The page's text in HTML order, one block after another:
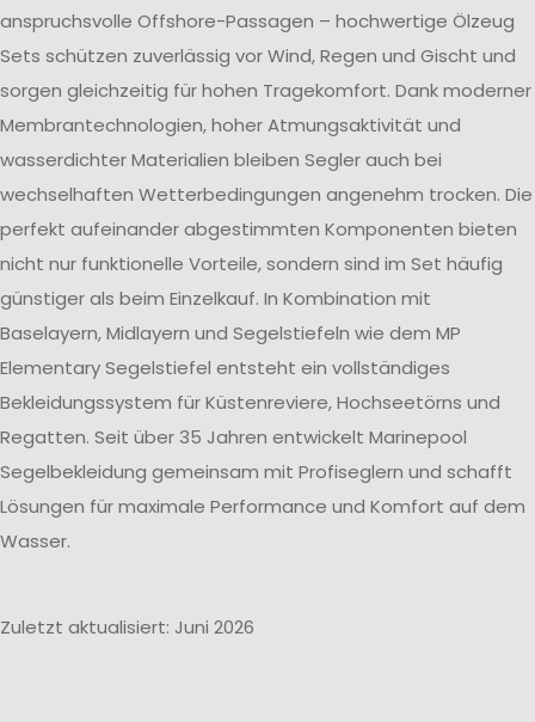
anspruchsvolle Offshore-Passagen – hochwertige Ölzeug
Sets schützen zuverlässig vor Wind, Regen und Gischt und
sorgen gleichzeitig für hohen Tragekomfort. Dank moderner
Membrantechnologien, hoher Atmungsaktivität und
wasserdichter Materialien bleiben Segler auch bei
wechselhaften Wetterbedingungen angenehm trocken. Die
perfekt aufeinander abgestimmten Komponenten bieten
nicht nur funktionelle Vorteile, sondern sind im Set häufig
günstiger als beim Einzelkauf. In Kombination mit
Baselayern, Midlayern und Segelstiefeln wie dem MP
Elementary Segelstiefel entsteht ein vollständiges
Bekleidungssystem für Küstenreviere, Hochseetörns und
Regatten. Seit über 35 Jahren entwickelt Marinepool
Segelbekleidung gemeinsam mit Profiseglern und schafft
Lösungen für maximale Performance und Komfort auf dem
Wasser.
Zuletzt aktualisiert: Juni 2026